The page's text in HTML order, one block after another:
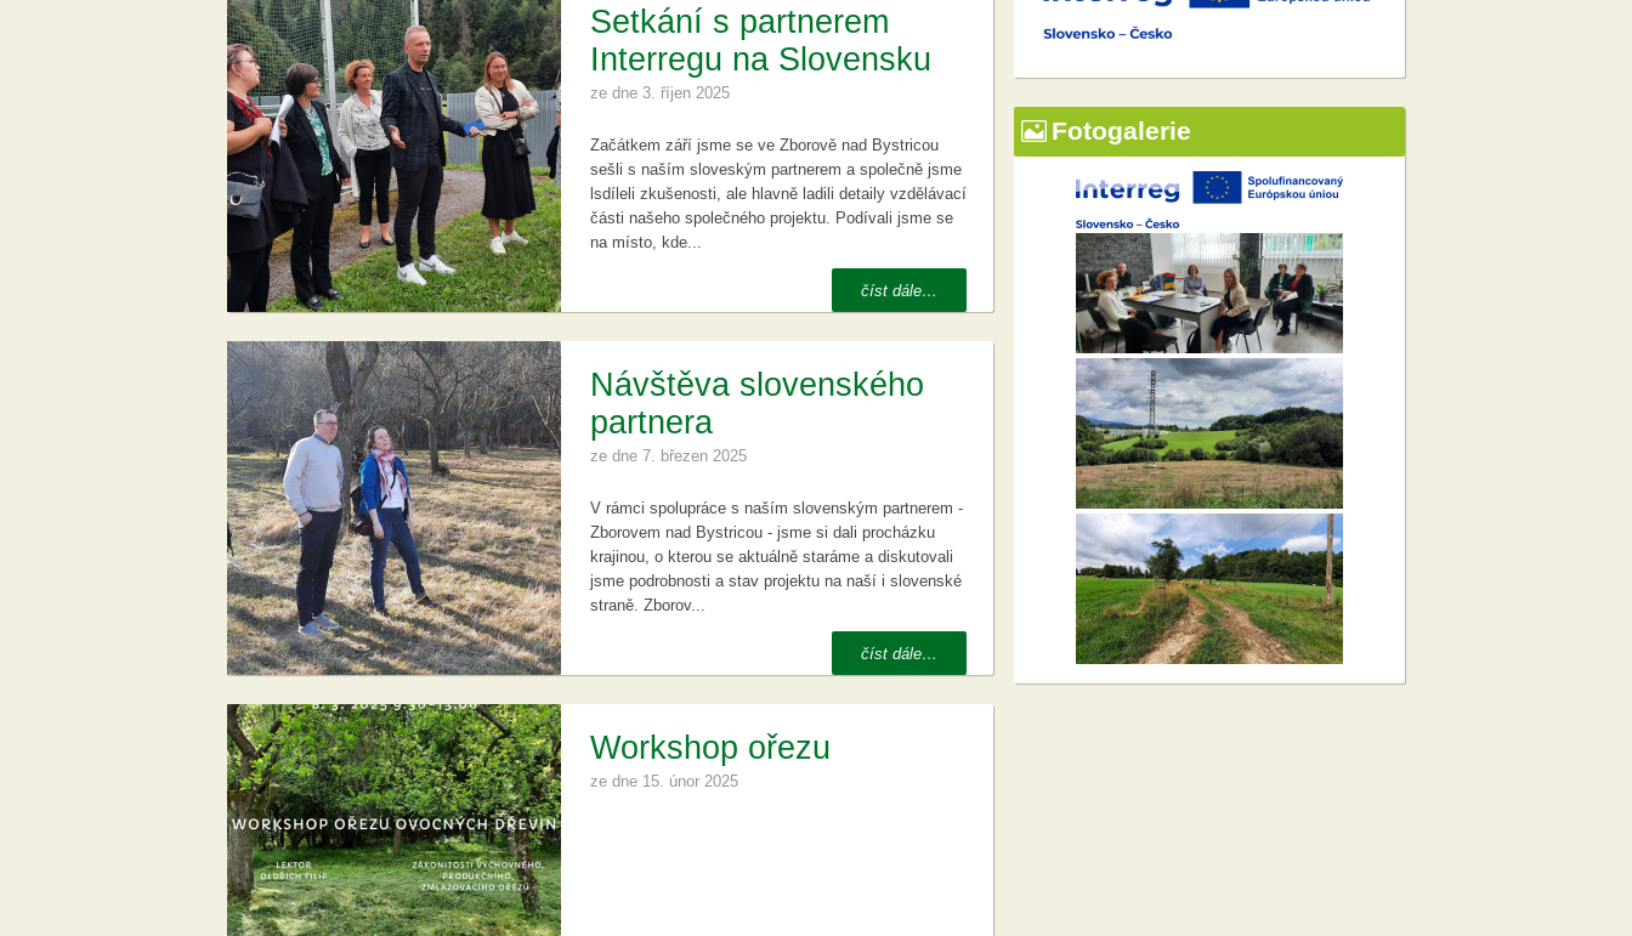
Setkání s partnerem
Interregu na Slovensku
ze dne 3. říjen 2025
Začátkem září jsme se ve Zborově nad Bystricou
sešli s naším sloveským partnerem a společně jsme
lsdíleli zkušenosti, ale hlavně ladili detaily vzdělávací
části našeho společného projektu. Podívali jsme se
na místo, kde...
číst dále…
Návštěva slovenského
partnera
ze dne 7. březen 2025
V rámci spolupráce s naším slovenským partnerem -
Zborovem nad Bystricou - jsme si dali procházku
krajinou, o kterou se aktuálně staráme a diskutovali
jsme podrobnosti a stav projektu na naší i slovenské
straně. Zborov...
číst dále…
Workshop ořezu
ze dne 15. únor 2025
Fotogalerie